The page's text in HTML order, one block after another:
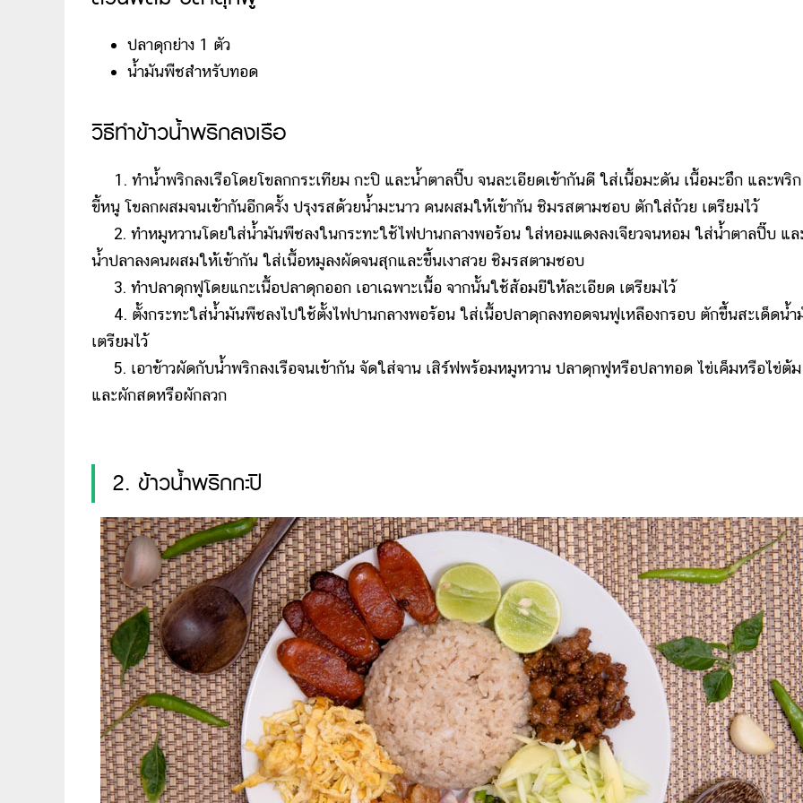
ปลาดุกย่าง 1 ตัว
น้ำมันพืชสำหรับทอด
วิธีทำข้าวน้ำพริกลงเรือ
1. ทำน้ำพริกลงเรือโดยโขลกกระเทียม กะปิ และน้ำตาลปี๊บ จนละเอียดเข้ากันดี ใส่เนื้อมะดัน เนื้อมะอึก และพริก
ขี้หนู โขลกผสมจนเข้ากันอีกครั้ง ปรุงรสด้วยน้ำมะนาว คนผสมให้เข้ากัน ชิมรสตามชอบ ตักใส่ถ้วย เตรียมไว้
2. ทำหมูหวานโดยใส่น้ำมันพืชลงในกระทะใช้ไฟปานกลางพอร้อน ใส่หอมแดงลงเจียวจนหอม ใส่น้ำตาลปี๊บ แล
น้ำปลาลงคนผสมให้เข้ากัน ใส่เนื้อหมูลงผัดจนสุกและขึ้นเงาสวย ชิมรสตามชอบ
3. ทำปลาดุกฟูโดยแกะเนื้อปลาดุกออก เอาเฉพาะเนื้อ จากนั้นใช้ส้อมยีให้ละเอียด เตรียมไว้
4. ตั้งกระทะใส่น้ำมันพืชลงไปใช้ตั้งไฟปานกลางพอร้อน ใส่เนื้อปลาดุกลงทอดจนฟูเหลืองกรอบ ตักขึ้นสะเด็ดน้ำ
เตรียมไว้
5. เอาข้าวผัดกับน้ำพริกลงเรือจนเข้ากัน จัดใส่จาน เสิร์ฟพร้อมหมูหวาน ปลาดุกฟูหรือปลาทอด ไข่เค็มหรือไข่ต้ม
และผักสดหรือผักลวก
2. ข้าวน้ำพริกกะปิ